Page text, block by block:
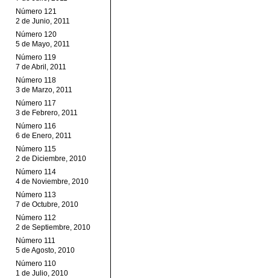
Número 121
2 de Junio, 2011
Número 120
5 de Mayo, 2011
Número 119
7 de Abril, 2011
Número 118
3 de Marzo, 2011
Número 117
3 de Febrero, 2011
Número 116
6 de Enero, 2011
Número 115
2 de Diciembre, 2010
Número 114
4 de Noviembre, 2010
Número 113
7 de Octubre, 2010
Número 112
2 de Septiembre, 2010
Número 111
5 de Agosto, 2010
Número 110
1 de Julio, 2010